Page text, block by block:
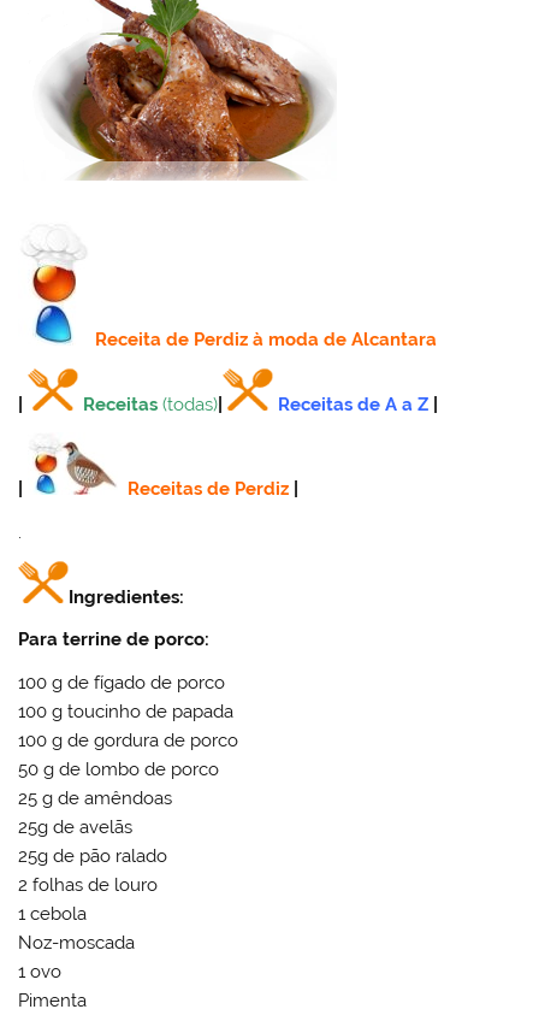
Receitade Perdiz à moda de Alcantara
Receitas (todas) Receitas de A a Z
Receitas de Perdiz
.
Ingredientes:
Para terrine de porco:
100 g de fígado de porco
100 g toucinho de papada
100 g de gordura de porco
50 g de lombo de porco
25 g de amêndoas
25g de avelãs
25g de pão ralado
2 folhas de louro
1 cebola
Noz-moscada
1 ovo
Pimenta